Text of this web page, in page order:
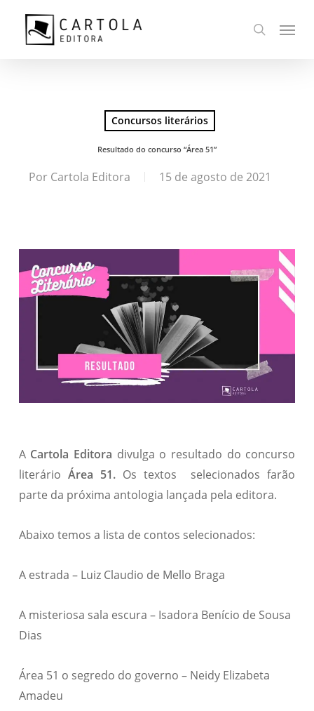
busca
Menu
Concursos literários
Resultado do concurso “Área 51”
Por Cartola Editora 15 de agosto de 2021
A Cartola Editora divulga o resultado do concurso
literário Área 51.Os textos selecionados farão
parte da próxima antologia lançada pela editora.
Abaixo temos a lista de contos selecionados:
A estrada – Luiz Claudio de Mello Braga
A misteriosa sala escura – Isadora Benício de Sousa
Dias
Área 51 o segredo do governo – Neidy Elizabeta
Amadeu